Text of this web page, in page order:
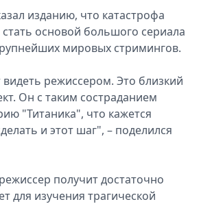
изданию, что катастрофа
основой большого сериала
мировых стримингов.
режиссером. Это близкий
Он с таким состраданием
"Титаника", что кажется
и этот шаг", – поделился
получит достаточно
для изучения трагической